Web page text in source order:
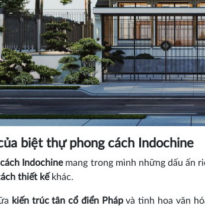
biệt thự phong cách Indochine
Indochinemang trong mình những dấu ấn
thiết kế khác.
kiến trúc tân cổ điển Phápvà tinh hoa văn